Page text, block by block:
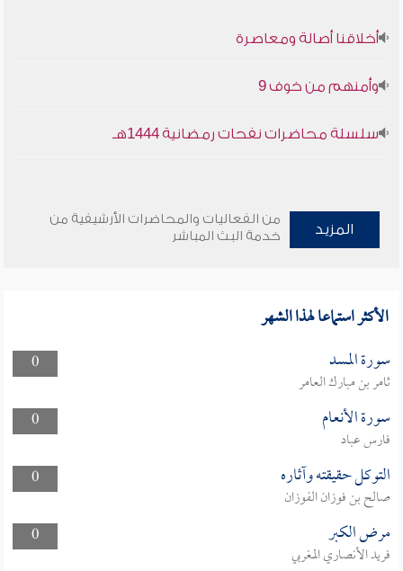
أخلاقنا أصالة ومعاصرة
وأمنهم من خوف 9
سلسلة محاضرات نفحات رمضانية 1444هـ
المزيد
من الفعاليات والمحاضرات الأرشيفية من
خدمة البث المباشر
الأكثر استماعا لهذا الشهر
0 سورة المسد
ثامر بن مبارك العامر
0
سورة الأنعام
فارس عباد
0
التوكل حقيقته وآثاره
صالح بن فوزان الفوزان
0
مرض الكبر
فريد الأنصاري المغربي